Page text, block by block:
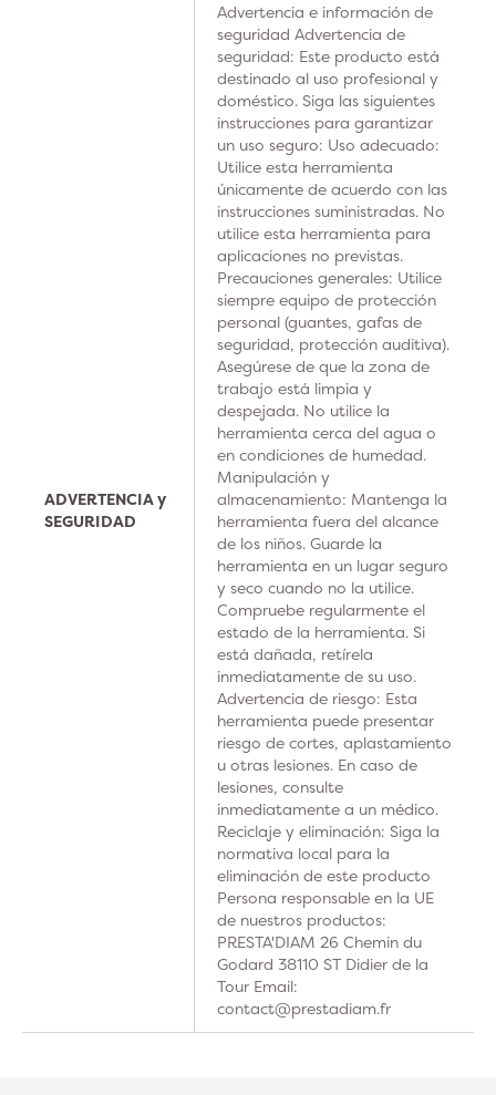
ADVERTENCIA y
SEGURIDAD
Advertencia e información de
seguridad Advertencia de
seguridad: Este producto está
destinado al uso profesional y
doméstico. Siga las siguientes
instrucciones para garantizar
un uso seguro: Uso adecuado:
Utilice esta herramienta
únicamente de acuerdo con las
instrucciones suministradas. No
utilice esta herramienta para
aplicaciones no previstas.
Precauciones generales: Utilice
siempre equipo de protección
personal (guantes, gafas de
seguridad, protección auditiva).
Asegúrese de que la zona de
trabajo está limpia y
despejada. No utilice la
herramienta cerca del agua o
en condiciones de humedad.
Manipulación y
almacenamiento: Mantenga la
herramienta fuera del alcance
de los niños. Guarde la
herramienta en un lugar seguro
y seco cuando no la utilice.
Compruebe regularmente el
estado de la herramienta. Si
está dañada, retírela
inmediatamente de su uso.
Advertencia de riesgo: Esta
herramienta puede presentar
riesgo de cortes, aplastamiento
u otras lesiones. En caso de
lesiones, consulte
inmediatamente a un médico.
Reciclaje y eliminación: Siga la
normativa local para la
eliminación de este producto
Persona responsable en la UE
de nuestros productos:
PRESTA'DIAM 26 Chemin du
Godard 38110 ST Didier de la
Tour Email:
contact@prestadiam.fr